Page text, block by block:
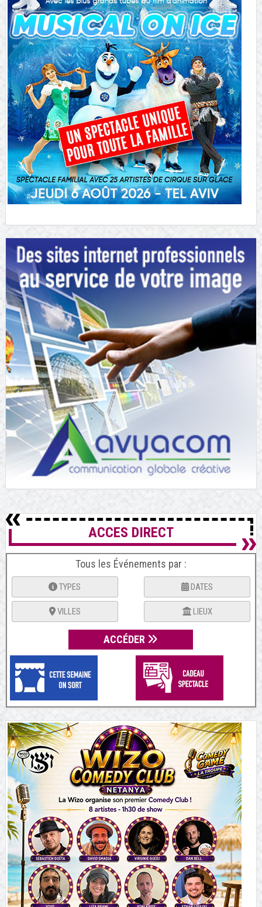
ACCES DIRECT
Tous les Événements par :
TYPES DATES
VILLES LIEUX
ACCÉDER